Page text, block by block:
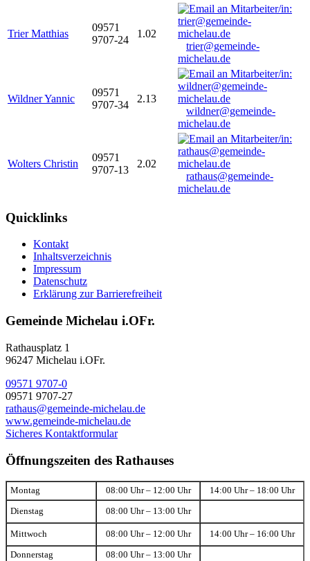
Trier Matthias
09571
9707-24
1.02
trier@gemeinde-
michelau.de
Wildner Yannic
09571
9707-34
2.13
wildner@gemeinde-
michelau.de
Wolters Christin
09571
9707-13
2.02
rathaus@gemeinde-
michelau.de
Quicklinks
Kontakt
Inhaltsverzeichnis
Impressum
Datenschutz
Erklärung zur Barrierefreiheit
Gemeinde Michelau i.OFr.
Rathausplatz 1
96247 Michelau i.OFr.
09571 9707-0
09571 9707-27
rathaus@gemeinde-michelau.de
www.gemeinde-michelau.de
Sicheres Kontaktformular
Öffnungszeiten des Rathauses
Montag 08:00 Uhr – 12:00 Uhr 14:00 Uhr – 18:00 Uhr
Dienstag 08:00 Uhr – 13:00 Uhr
Mittwoch 08:00 Uhr – 12:00 Uhr 14:00 Uhr – 16:00 Uhr
Donnerstag 08:00 Uhr – 13:00 Uhr